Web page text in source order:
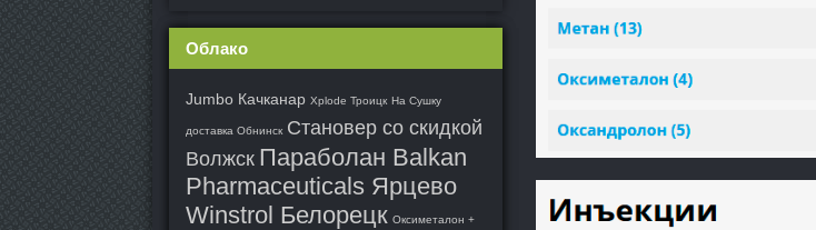
Облако
Jumbo Качканар Xplode Троицк На Сушку
доставка Обнинск Становер со скидкой
Волжск Параболан Balkan
Pharmaceuticals Ярцево
Winstrol Белорецк Оксиметалон +